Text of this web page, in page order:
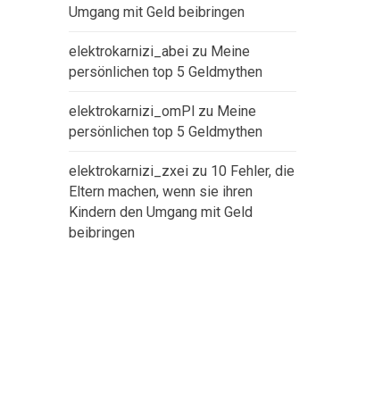
Umgang mit Geld beibringen
elektrokarnizi_abei zu Meine
persönlichen top 5 Geldmythen
elektrokarnizi_omPl zu Meine
persönlichen top 5 Geldmythen
elektrokarnizi_zxei zu 10 Fehler, die
Eltern machen, wenn sie ihren
Kindern den Umgang mit Geld
beibringen